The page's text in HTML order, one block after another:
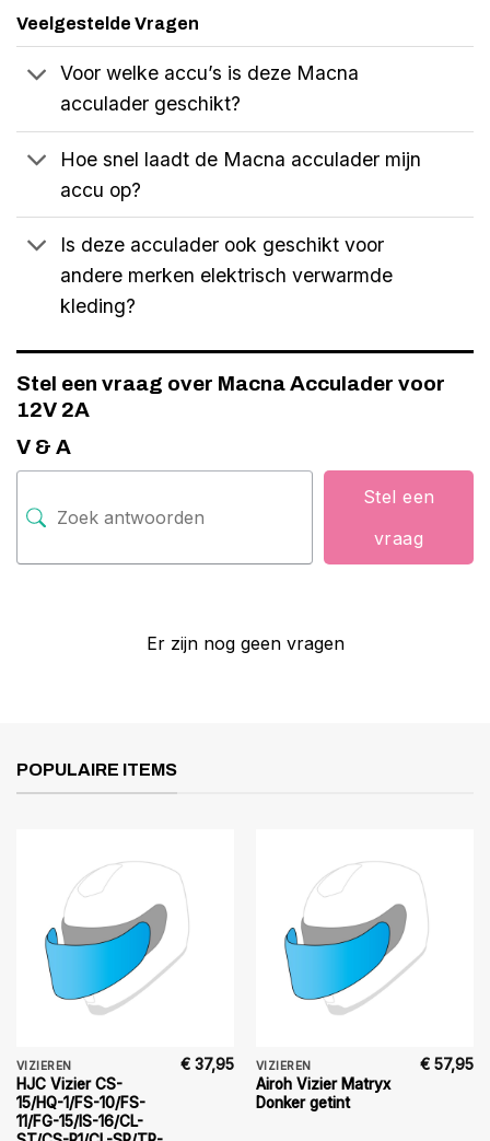
Veelgestelde Vragen
Voor welke accu’s is deze Macna
acculader geschikt?
Hoe snel laadt de Macna acculader mijn
accu op?
Is deze acculader ook geschikt voor
andere merken elektrisch verwarmde
kleding?
Stel een vraag over Macna Acculader voor
12V 2A
V & A
Stel een
vraag
Er zijn nog geen vragen
POPULAIRE ITEMS
VIZIEREN
HJC Vizier CS-
15/HQ-1/FS-10/FS-
11/FG-15/IS-16/CL-
€ 37,95 VIZIEREN
Airoh Vizier Matryx
Donker getint
€ 57,95